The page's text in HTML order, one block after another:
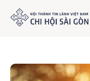
Trang chủ